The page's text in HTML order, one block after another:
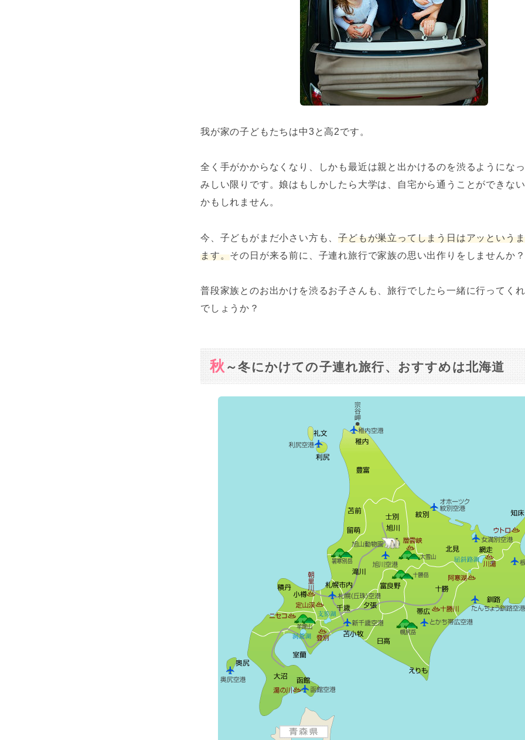
我が家の子どもたちは中3と高2です。
全く手がかからなくなり、しかも最近は親と出かけるのを渋るようにな
みしい限りです。娘はもしかしたら大学は、自宅から通うことができない
かもしれません。
今、子どもがまだ小さい方も、子どもが巣立ってしまう日はアッという
ます。その日が来る前に、子連れ旅行で家族の思い出作りをしませんか？
普段家族とのお出かけを渋るお子さんも、旅行でしたら一緒に行ってく
でしょうか？
秋 ～冬にかけての子連れ旅行、おすすめは北海道